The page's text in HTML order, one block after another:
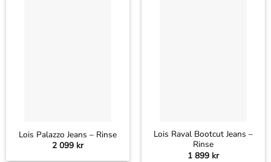
Lois Palazzo Jeans – Rinse
2 099 kr
Lois Raval Bootcut Jeans –
Rinse
1 899 kr